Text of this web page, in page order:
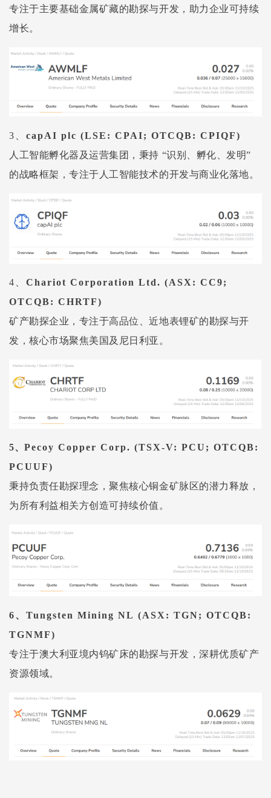
专注于主要基础金属矿藏的勘探与开发，助力企业可持续
增长。
3、 capAI plc (LSE: CPAI; OTCQB: CPIQF)
人工智能孵化器及运营集团，秉持 “识别、孵化、发明”
的战略框架，专注于人工智能技术的开发与商业化落地。
4、 Chariot Corporation Ltd. (ASX: CC9;
OTCQB: CHRTF)
矿产勘探企业，专注于高品位、近地表锂矿的勘探与开
发，核心市场聚焦美国及尼日利亚。
5、Pecoy Copper Corp. (TSX-V: PCU; OTCQB:
PCUUF)
秉持负责任勘探理念，聚焦核心铜金矿脉区的潜力释放，
为所有利益相关方创造可持续价值。
6、 Tungsten Mining NL (ASX: TGN; OTCQB:
TGNMF)
专注于澳大利亚境内钨矿床的勘探与开发，深耕优质矿产
资源领域。